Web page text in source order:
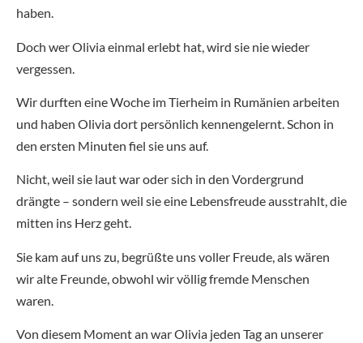
haben.
Doch wer Olivia einmal erlebt hat, wird sie nie wieder
vergessen.
Wir durften eine Woche im Tierheim in Rumänien arbeiten
und haben Olivia dort persönlich kennengelernt. Schon in
den ersten Minuten fiel sie uns auf.
Nicht, weil sie laut war oder sich in den Vordergrund
drängte – sondern weil sie eine Lebensfreude ausstrahlt, die
mitten ins Herz geht.
Sie kam auf uns zu, begrüßte uns voller Freude, als wären
wir alte Freunde, obwohl wir völlig fremde Menschen
waren.
Von diesem Moment an war Olivia jeden Tag an unserer